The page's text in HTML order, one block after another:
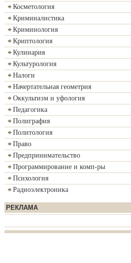
Косметология
Криминалистика
Криминология
Криптология
Кулинария
Культурология
Налоги
Начертательная геометрия
Оккультизм и уфология
Педагогика
Полиграфия
Политология
Право
Предпринимательство
Программирование и комп-ры
Психология
Радиоэлектроника
РЕКЛАМА